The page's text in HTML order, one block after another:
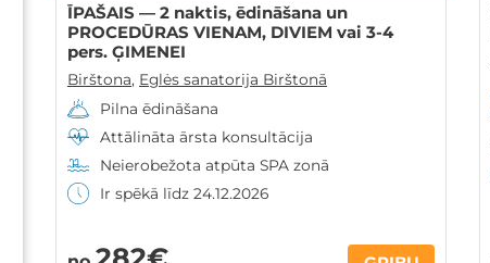
ĪPAŠAIS — 2 naktis, ēdināšana un
PROCEDŪRAS VIENAM, DIVIEM vai 3-4
pers. ĢIMENEI
Birštona, Eglės sanatorija Birštonā
Pilna ēdināšana
Attālināta ārsta konsultācija
Neierobežota atpūta SPA zonā
Ir spēkā līdz 24.12.2026